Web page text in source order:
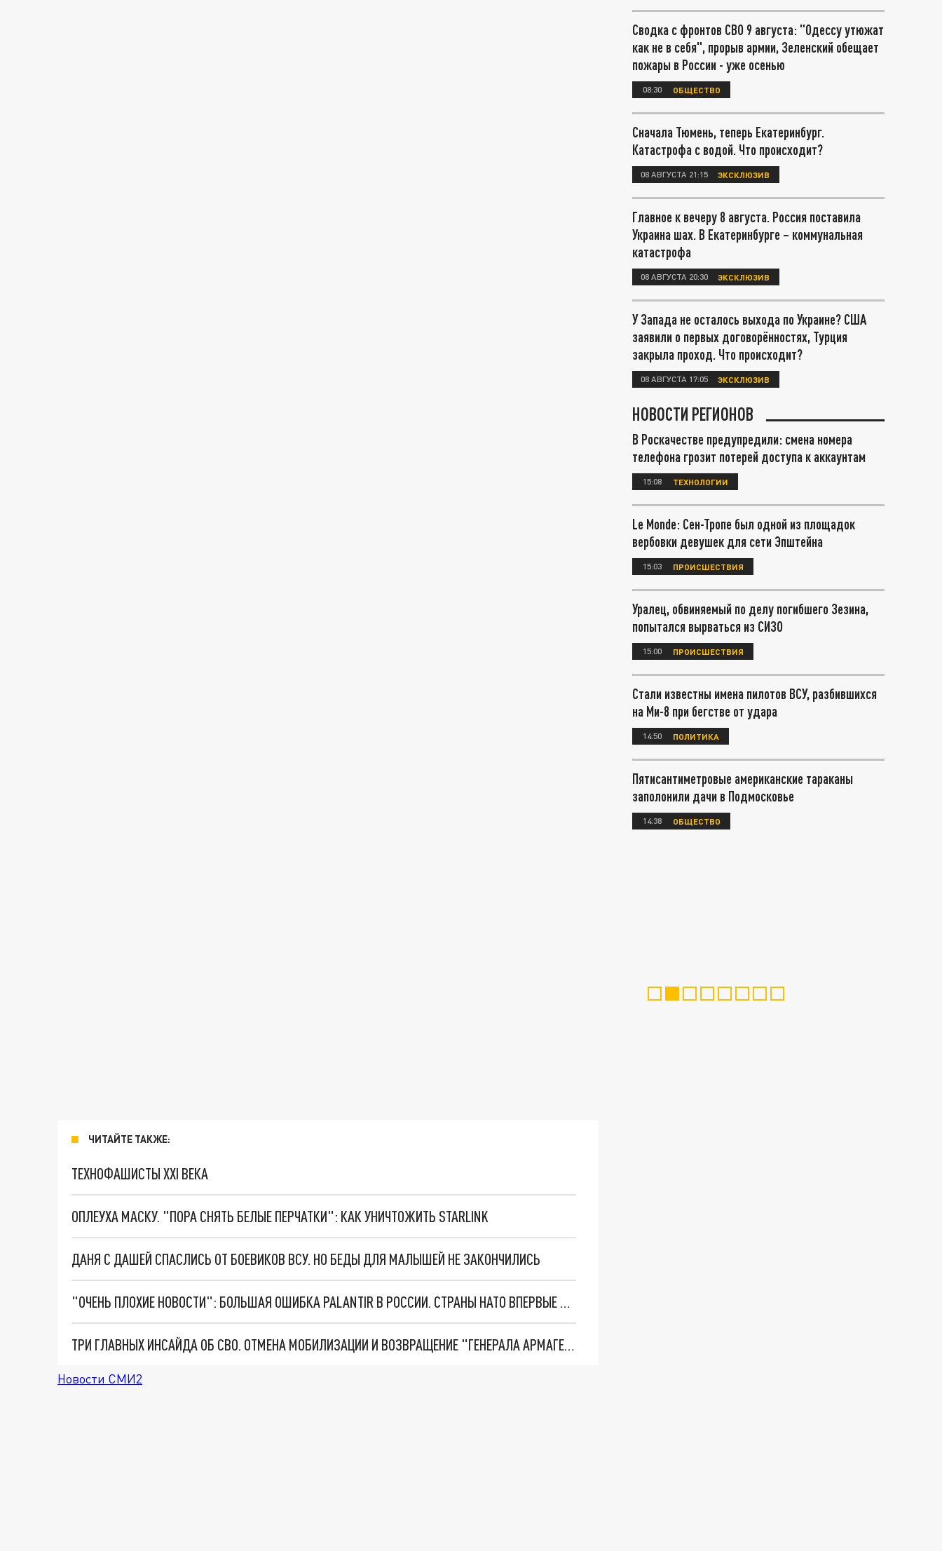
ЧИТАЙТЕ ТАКЖЕ:
ТЕХНОФАШИСТЫ XXI ВЕКА
ОПЛЕУХА МАСКУ. "ПОРА СНЯТЬ БЕЛЫЕ ПЕРЧАТКИ": КАК УНИЧТОЖИТЬ STARLINK
ДАНЯ С ДАШЕЙ СПАСЛИСЬ ОТ БОЕВИКОВ ВСУ. НО БЕДЫ ДЛЯ МАЛЫШЕЙ НЕ ЗАКОНЧИЛИСЬ
"ОЧЕНЬ ПЛОХИЕ НОВОСТИ": БОЛЬШАЯ ОШИБКА PALANTIR В РОССИИ. СТРАНЫ НАТО ВПЕРВЫЕ ЗА СВО ОСТАНОВИЛИ ПОСТАВКИ ОРУЖИЯ. ВСУ ТЕРЯЮТ ПРИГРАНИЧЬЕ?
ТРИ ГЛАВНЫХ ИНСАЙДА ОБ СВО. ОТМЕНА МОБИЛИЗАЦИИ И ВОЗВРАЩЕНИЕ "ГЕНЕРАЛА АРМАГЕДДОНА"? ОТЛИЧНЫЕ НОВОСТИ, КОТОРЫЕ ЖДАЛИ ВСЕ
Новости СМИ2
Сводка с фронтов СВО 9 августа: "Одессу утюжат
как не в себя", прорыв армии, Зеленский обещает
пожары в России - уже осенью
08:30 ОБЩЕСТВО
Сначала Тюмень, теперь Екатеринбург.
Катастрофа с водой. Что происходит?
08 АВГУСТА 21:15 ЭКСКЛЮЗИВ
Главное к вечеру 8 августа. Россия поставила
Украина шах. В Екатеринбурге – коммунальная
катастрофа
08 АВГУСТА 20:30 ЭКСКЛЮЗИВ
У Запада не осталось выхода по Украине? США
заявили о первых договорённостях, Турция
закрыла проход. Что происходит?
08 АВГУСТА 17:05 ЭКСКЛЮЗИВ
НОВОСТИ РЕГИОНОВ
В Роскачестве предупредили: смена номера
телефона грозит потерей доступа к аккаунтам
15:08 ТЕХНОЛОГИИ
Le Monde: Сен-Тропе был одной из площадок
вербовки девушек для сети Эпштейна
15:03 ПРОИСШЕСТВИЯ
Уралец, обвиняемый по делу погибшего Зезина,
попытался вырваться из СИЗО
15:00 ПРОИСШЕСТВИЯ
Стали известны имена пилотов ВСУ, разбившихся
на Ми-8 при бегстве от удара
14:50 ПОЛИТИКА
Пятисантиметровые американские тараканы
заполонили дачи в Подмосковье
14:38 ОБЩЕСТВО